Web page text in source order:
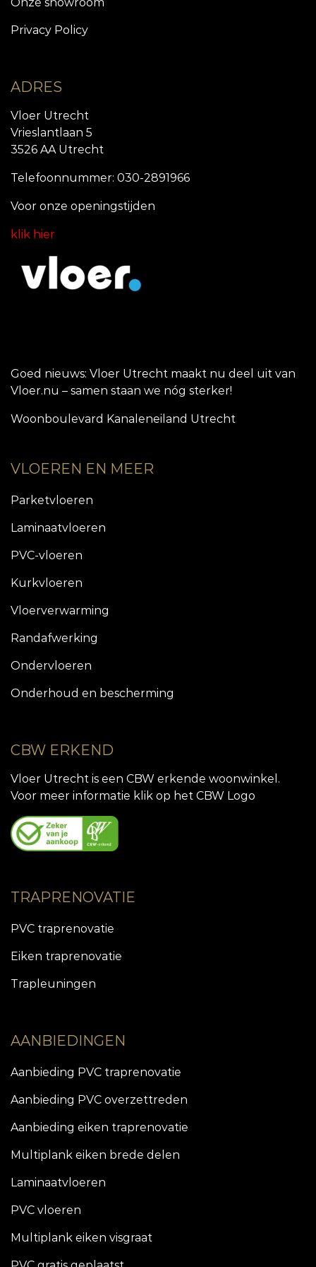
Privacy Policy
ADRES
Vloer Utrecht
Vrieslantlaan 5
3526 AA Utrecht
Telefoonnummer: 030-2891966
Voor onze openingstijden
klik hier
Goed nieuws: Vloer Utrecht maakt nu deel uit van
Vloer.nu – samen staan we nóg sterker!
Woonboulevard Kanaleneiland Utrecht
VLOEREN EN MEER
Parketvloeren
Laminaatvloeren
PVC-vloeren
Kurkvloeren
Vloerverwarming
Randafwerking
Ondervloeren
Onderhoud en bescherming
CBW ERKEND
Vloer Utrecht is een CBW erkende woonwinkel.
Voor meer informatie klik op het CBW Logo
TRAPRENOVATIE
PVC traprenovatie
Eiken traprenovatie
Trapleuningen
AANBIEDINGEN
Aanbieding PVC traprenovatie
Aanbieding PVC overzettreden
Aanbieding eiken traprenovatie
Multiplank eiken brede delen
Laminaatvloeren
PVC vloeren
Multiplank eiken visgraat